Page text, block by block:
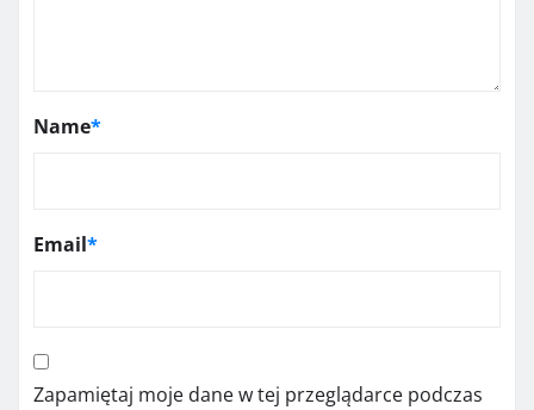
Name*
Email*
Zapamiętaj moje dane w tej przeglądarce podczas